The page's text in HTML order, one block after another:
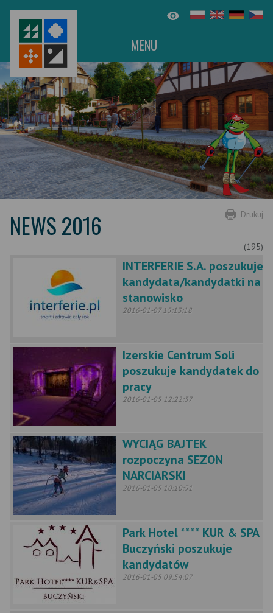
MENU
Drukuj
NEWS 2016
(195)
INTERFERIE S.A. poszukuje
kandydata/kandydatki na
stanowisko
2016-01-07 15:13:18
Izerskie Centrum Soli
poszukuje kandydatek do
pracy
2016-01-05 12:22:37
WYCIĄG BAJTEK
rozpoczyna SEZON
NARCIARSKI
2016-01-05 10:10:51
Park Hotel **** KUR & SPA
Buczyński poszukuje
kandydatów
2016-01-05 09:54:07